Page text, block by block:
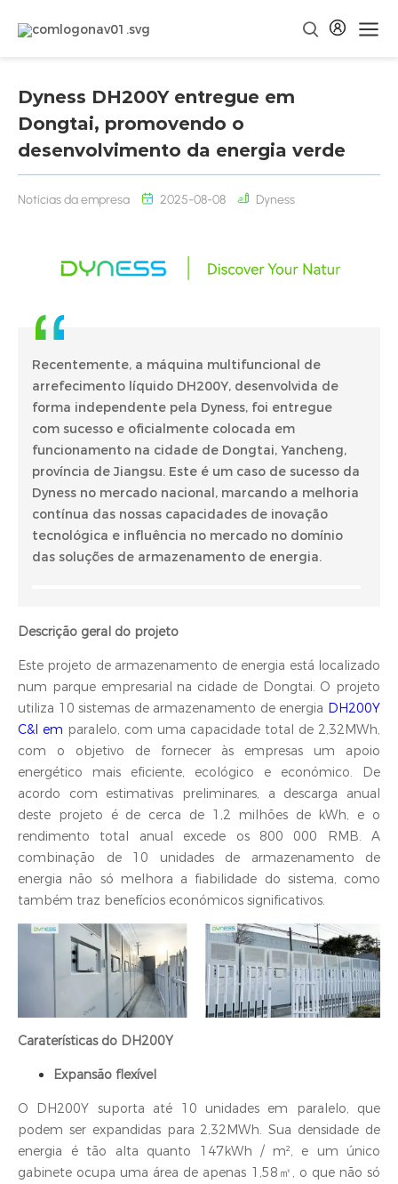
Dyness DH200Y entregue em
Dongtai, promovendo o
desenvolvimento da energia verde
Notícias da empresa 2025-08-08 Dyness
Recentemente, a máquina multifuncional de
arrefecimento líquido DH200Y, desenvolvida de
forma independente pela Dyness, foi entregue
com sucesso e oficialmente colocada em
funcionamento na cidade de Dongtai, Yancheng,
província de Jiangsu. Este é um caso de sucesso da
Dyness no mercado nacional, marcando a melhoria
contínua das nossas capacidades de inovação
tecnológica e influência no mercado no domínio
das soluções de armazenamento de energia.
Descrição geral do projeto
Este projeto de armazenamento de energia está localizado
num parque empresarial na cidade de Dongtai. O projeto
utiliza 10 sistemas de armazenamento de energia DH200Y
C&I em paralelo, com uma capacidade total de 2,32MWh,
com o objetivo de fornecer às empresas um apoio
energético mais eficiente, ecológico e económico. De
acordo com estimativas preliminares, a descarga anual
deste projeto é de cerca de 1,2 milhões de kWh, e o
rendimento total anual excede os 800 000 RMB. A
combinação de 10 unidades de armazenamento de
energia não só melhora a fiabilidade do sistema, como
também traz benefícios económicos significativos.
Caraterísticas do DH200Y
Expansão flexível
O DH200Y suporta até 10 unidades em paralelo, que
podem ser expandidas para 2,32MWh. Sua densidade de
energia é tão alta quanto 147kWh / m², e um único
gabinete ocupa uma área de apenas 1,58㎡, o que não só